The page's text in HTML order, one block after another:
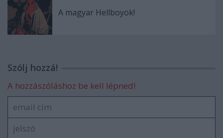
A magyar Hellboyok!
Szólj hozzá!
A hozzászóláshoz be kell lépned!